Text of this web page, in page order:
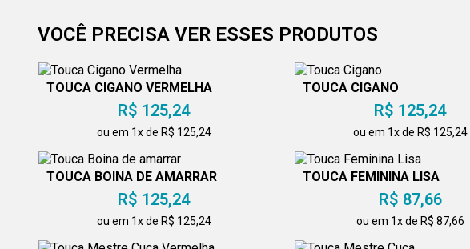
VOCÊ PRECISA VER ESSES PRODUTOS
TOUCA CIGANO VERMELHA
R$ 125,24
ou em 1x de R$ 125,24
TOUCA CIGANO
R$ 125,24
ou em 1x de R$ 125,24
TOUCA BOINA DE AMARRAR
R$ 125,24
ou em 1x de R$ 125,24
TOUCA FEMININA LISA
R$ 87,66
ou em 1x de R$ 87,66